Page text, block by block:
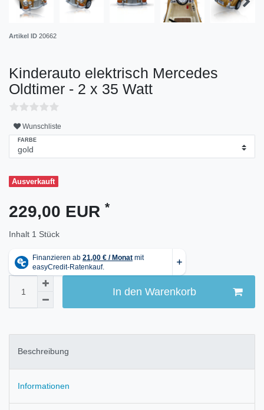
Artikel ID 20662
Kinderauto elektrisch Mercedes
Oldtimer - 2 x 35 Watt
Wunschliste
FARBE
Ausverkauft
229,00 EUR *
Inhalt 1 Stück
In den Warenkorb
Beschreibung
Informationen